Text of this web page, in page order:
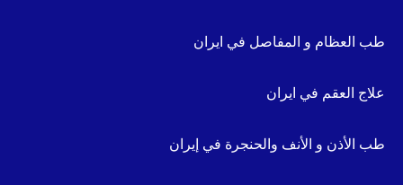
طب العظام و المفاصل في ايران
علاج العقم في ايران
طب الأذن و الأنف والحنجرة في إيران